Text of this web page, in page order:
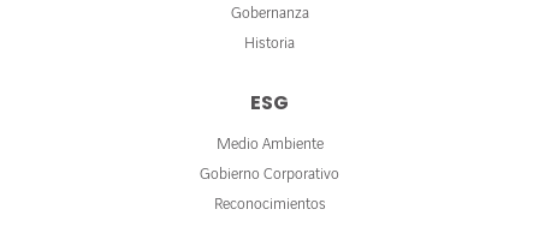
Gobernanza
Historia
ESG
Medio Ambiente
Gobierno Corporativo
Reconocimientos